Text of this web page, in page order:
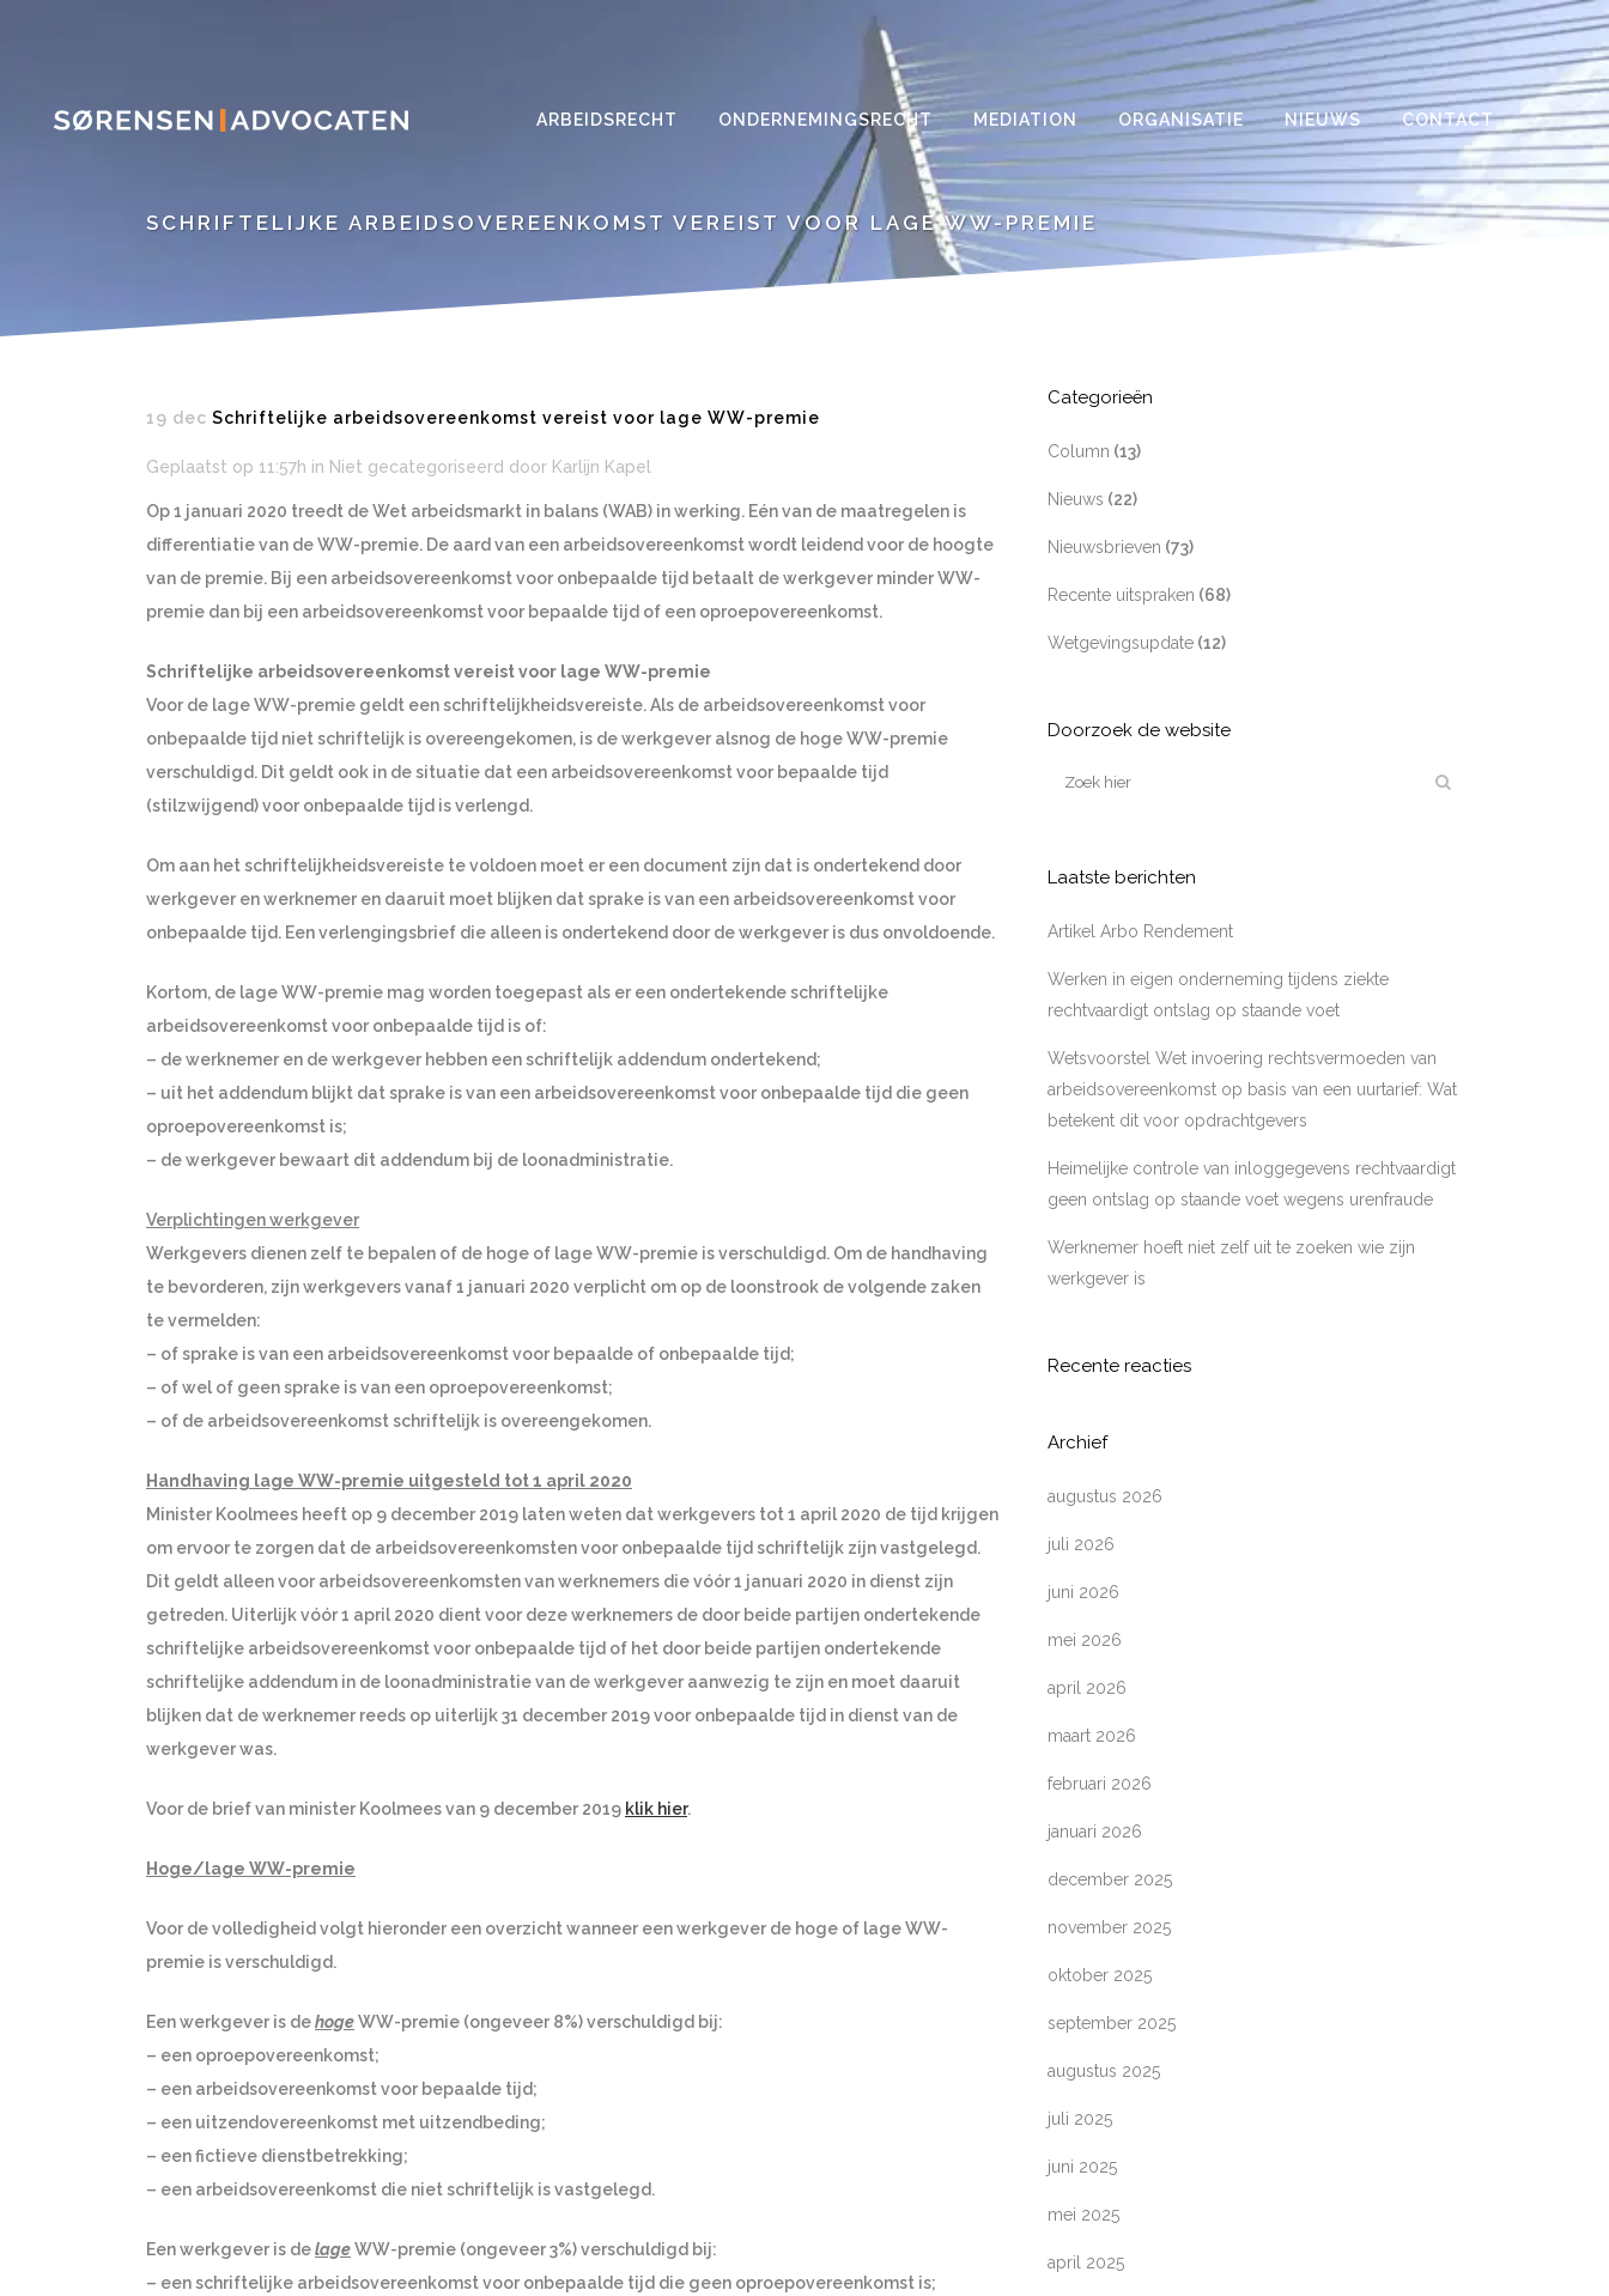
ARBEIDSRECHT ONDERNEMINGSRECHT MEDIATION ORGANISATIE NIEUWS CONTACT
SCHRIFTELIJKE ARBEIDSOVEREENKOMST VEREIST VOOR LAGE WW-PREMIE
19 dec Schriftelijke arbeidsovereenkomst vereist voor lage WW-premie
Geplaatst op 11:57h in Niet gecategoriseerd door Karlijn Kapel
Op 1 januari 2020 treedt de Wet arbeidsmarkt in balans (WAB) in werking. Eén van de maatregelen is
differentiatie van de WW-premie. De aard van een arbeidsovereenkomst wordt leidend voor de hoogte
van de premie. Bij een arbeidsovereenkomst voor onbepaalde tijd betaalt de werkgever minder WW-
premie dan bij een arbeidsovereenkomst voor bepaalde tijd of een oproepovereenkomst.
Schriftelijke arbeidsovereenkomst vereist voor lage WW-premie
Voor de lage WW-premie geldt een schriftelijkheidsvereiste. Als de arbeidsovereenkomst voor
onbepaalde tijd niet schriftelijk is overeengekomen, is de werkgever alsnog de hoge WW-premie
verschuldigd. Dit geldt ook in de situatie dat een arbeidsovereenkomst voor bepaalde tijd
(stilzwijgend) voor onbepaalde tijd is verlengd.
Om aan het schriftelijkheidsvereiste te voldoen moet er een document zijn dat is ondertekend door
werkgever en werknemer en daaruit moet blijken dat sprake is van een arbeidsovereenkomst voor
onbepaalde tijd. Een verlengingsbrief die alleen is ondertekend door de werkgever is dus onvoldoende.
Kortom, de lage WW-premie mag worden toegepast als er een ondertekende schriftelijke
arbeidsovereenkomst voor onbepaalde tijd is of:
– de werknemer en de werkgever hebben een schriftelijk addendum ondertekend;
– uit het addendum blijkt dat sprake is van een arbeidsovereenkomst voor onbepaalde tijd die geen
oproepovereenkomst is;
– de werkgever bewaart dit addendum bij de loonadministratie.
Verplichtingen werkgever
Werkgevers dienen zelf te bepalen of de hoge of lage WW-premie is verschuldigd. Om de handhaving
te bevorderen, zijn werkgevers vanaf 1 januari 2020 verplicht om op de loonstrook de volgende zaken
te vermelden:
– of sprake is van een arbeidsovereenkomst voor bepaalde of onbepaalde tijd;
– of wel of geen sprake is van een oproepovereenkomst;
– of de arbeidsovereenkomst schriftelijk is overeengekomen.
Handhaving lage WW-premie uitgesteld tot 1 april 2020
Minister Koolmees heeft op 9 december 2019 laten weten dat werkgevers tot 1 april 2020 de tijd krijgen
om ervoor te zorgen dat de arbeidsovereenkomsten voor onbepaalde tijd schriftelijk zijn vastgelegd.
Dit geldt alleen voor arbeidsovereenkomsten van werknemers die vóór 1 januari 2020 in dienst zijn
getreden. Uiterlijk vóór 1 april 2020 dient voor deze werknemers de door beide partijen ondertekende
schriftelijke arbeidsovereenkomst voor onbepaalde tijd of het door beide partijen ondertekende
schriftelijke addendum in de loonadministratie van de werkgever aanwezig te zijn en moet daaruit
blijken dat de werknemer reeds op uiterlijk 31 december 2019 voor onbepaalde tijd in dienst van de
werkgever was.
Voor de brief van minister Koolmees van 9 december 2019 klik hier.
Hoge/lage WW-premie
Voor de volledigheid volgt hieronder een overzicht wanneer een werkgever de hoge of lage WW-
premie is verschuldigd.
Een werkgever is dehogeWW-premie (ongeveer 8%) verschuldigd bij:
– een oproepovereenkomst;
– een arbeidsovereenkomst voor bepaalde tijd;
– een uitzendovereenkomst met uitzendbeding;
– een fictieve dienstbetrekking;
– een arbeidsovereenkomst die niet schriftelijk is vastgelegd.
Een werkgever is delageWW-premie (ongeveer 3%) verschuldigd bij:
– een schriftelijke arbeidsovereenkomst voor onbepaalde tijd die geen oproepovereenkomst is;
Categorieën
Column (13)
Nieuws (22)
Nieuwsbrieven (73)
Recente uitspraken (68)
Wetgevingsupdate (12)
Doorzoek de website
Laatste berichten
Artikel Arbo Rendement
Werken in eigen onderneming tijdens ziekte
rechtvaardigt ontslag op staande voet
Wetsvoorstel Wet invoering rechtsvermoeden van
arbeidsovereenkomst op basis van een uurtarief: Wat
betekent dit voor opdrachtgevers
Heimelijke controle van inloggegevens rechtvaardigt
geen ontslag op staande voet wegens urenfraude
Werknemer hoeft niet zelf uit te zoeken wie zijn
werkgever is
Recente reacties
Archief
augustus 2026
juli 2026
juni 2026
mei 2026
april 2026
maart 2026
februari 2026
januari 2026
december 2025
november 2025
oktober 2025
september 2025
augustus 2025
juli 2025
juni 2025
mei 2025
april 2025